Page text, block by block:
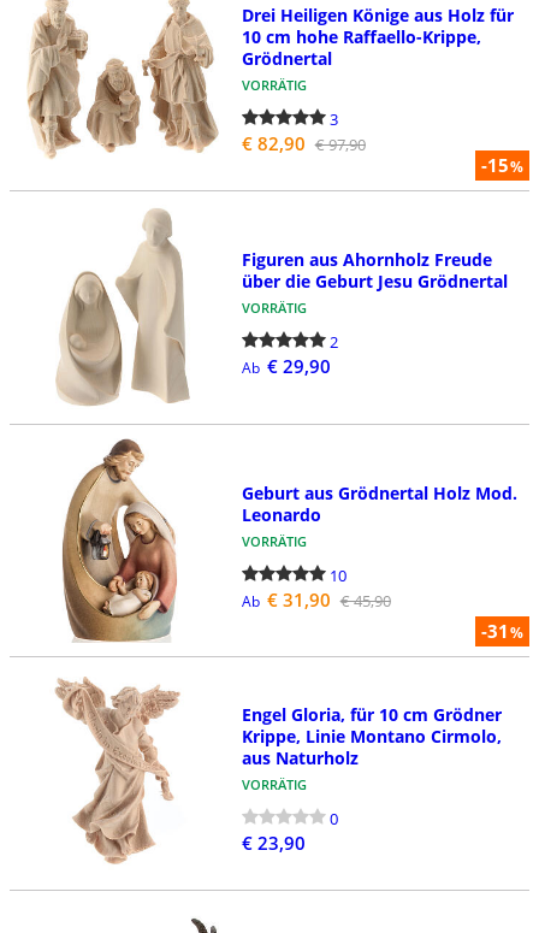
-15%
Drei Heiligen Könige aus Holz für
10 cm hohe Raffaello-Krippe,
Grödnertal
VORRÄTIG
3
€ 82,90 € 97,90
Figuren aus Ahornholz Freude
über die Geburt Jesu Grödnertal
VORRÄTIG
2
Ab € 29,90
-31%
Geburt aus Grödnertal Holz Mod.
Leonardo
VORRÄTIG
10
Ab € 31,90 € 45,90
Engel Gloria, für 10 cm Grödner
Krippe, Linie Montano Cirmolo,
aus Naturholz
VORRÄTIG
0
€ 23,90